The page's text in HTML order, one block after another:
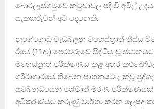
බොරලැස්ගමුවේ කටුවාවල පදිංචි අමිල්
සැකකරුවන් අට දෙනෙකි.
නුගේගොඩ වැඩබලන මහෙස්ත්‍රාත් තිස්ස
ඊයේ (11දා) පෙරවරුවේ සිද්ධිය වූ
මහෙස්ත්‍රාත් පරීක්ෂණය කළ අතර
ශරීරාගාරයේ තිබෙන ඝාතනයට ලක්වූ
සම්බන්ධයෙන් පශ්චාත් මරණ පරීක්ෂණයක්
අධිකරණයට කරුණු වාර්තා කරන ලෙසද